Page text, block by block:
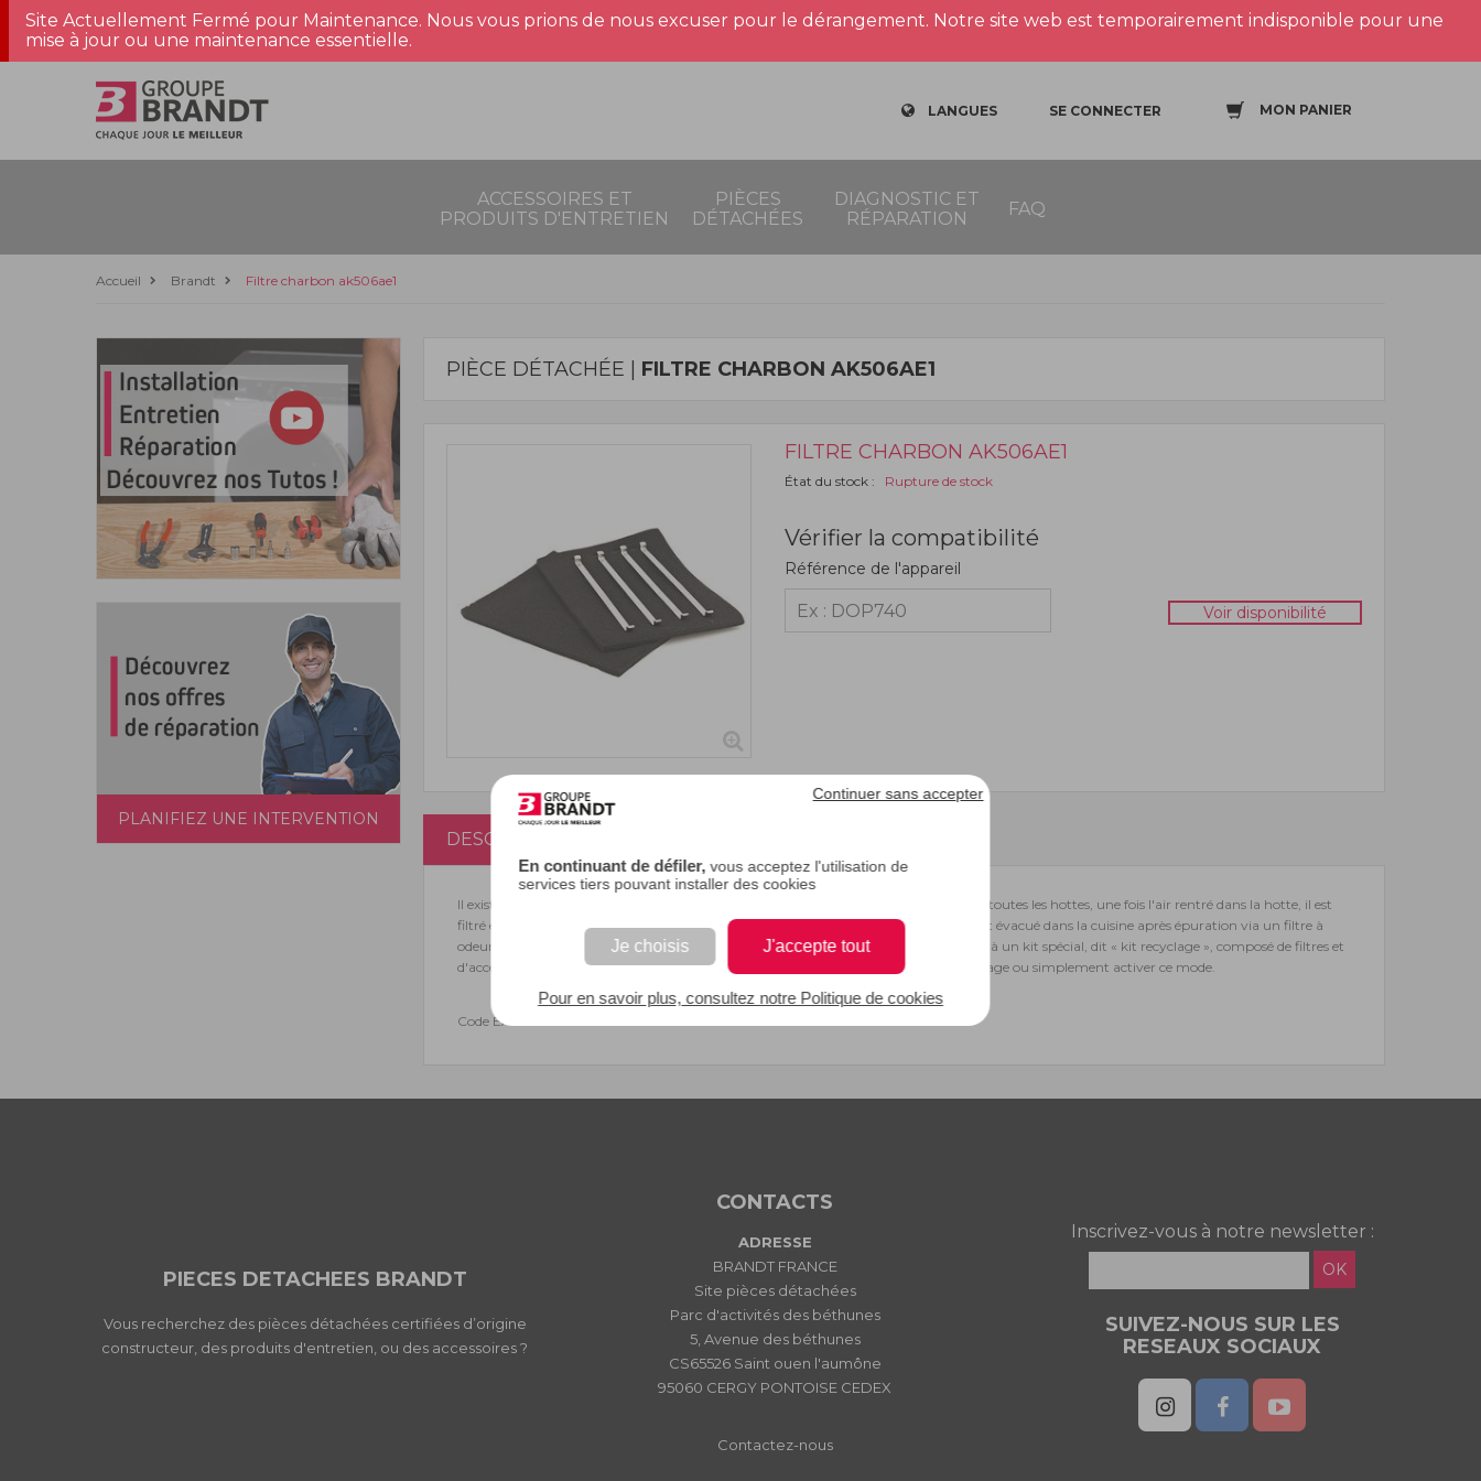
En continuant de défiler, vous acceptez l'utilisation de
services tiers pouvant installer des cookies
Je choisis J'accepte tout
Continuer sans accepter
Pour en savoir plus, consultez notre Politique de cookies
Site Actuellement Fermé pour Maintenance. Nous vous prions de nous excuser pour le dérangement. Notre site web est temporairement indisponible pour une
mise à jour ou une maintenance essentielle.
LANGUES SE CONNECTER MON PANIER
ACCESSOIRES ET
PRODUITS D'ENTRETIEN
PIÈCES
DÉTACHÉES
DIAGNOSTIC ET
RÉPARATION
FAQ
Accueil Brandt Filtre charbon ak506ae1
PLANIFIEZ UNE INTERVENTION
PIÈCE DÉTACHÉE | FILTRE CHARBON AK506AE1
FILTRE CHARBON AK506AE1
État du stock : Rupture de stock
Vérifier la compatibilité
Référence de l'appareil
Voir disponibilité
DESCRIPTION
Il existe deux types de hotte aspirante : hotte à recyclage et hotte à évacuation. Dans toutes les hottes, une fois l'air rentré dans la hotte, il est
filtré et débarrassé de ses impuretés. Puis, dans le cas d'une hotte de recyclage, l'air est évacué dans la cuisine après épuration via un filtre à
odeurs. Dans l'autre cas, l'air est rejeté à l'extérieur via une gaine d'évacuation. Grâce à un kit spécial, dit « kit recyclage », composé de filtres et
d'accessoires, vous pouvez transformer certaines hottes à évacuation en hotte recyclage ou simplement activer ce mode.
Code EAN : 3251430100434
PIECES DETACHEES BRANDT
Vous recherchez des pièces détachées certifiées d’origine
constructeur, des produits d'entretien, ou des accessoires ?
CONTACTS
ADRESSE
BRANDT FRANCE
Site pièces détachées
Parc d'activités des béthunes
5, Avenue des béthunes
CS65526 Saint ouen l'aumône
95060 CERGY PONTOISE CEDEX
Contactez-nous
Inscrivez-vous à notre newsletter :
OK
SUIVEZ-NOUS SUR LES
RESEAUX SOCIAUX